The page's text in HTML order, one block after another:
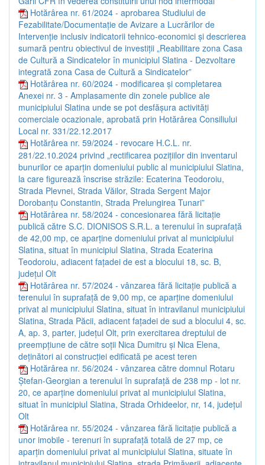
Hotărârea nr. 61/2024 - aprobarea Studiului de
Fezabilitate/Documentație de Avizare a Lucrărilor de
Intervenție inclusiv indicatorii tehnico-economici și descrierea
sumară pentru obiectivul de investiții „Reabilitare zona Casa
de Cultură a Sindicatelor în municipiul Slatina - Dezvoltare
integrată zona Casa de Cultură a Sindicatelor”
Hotărârea nr. 60/2024 - modificarea și completarea
Anexei nr. 3 - Amplasamente din zonele publice ale
municipiului Slatina unde se pot desfășura activități
comerciale ocazionale, aprobată prin Hotărârea Consiliului
Local nr. 331/22.12.2017
Hotărârea nr. 59/2024 - revocare H.C.L. nr.
281/22.10.2024 privind „rectificarea pozițiilor din inventarul
bunurilor ce aparțin domeniului public al municipiului Slatina,
la care figurează înscrise străzile: Ecaterina Teodoroiu,
Strada Plevnei, Strada Văilor, Strada Sergent Major
Dorobanțu Constantin, Strada Prelungirea Tunari”
Hotărârea nr. 58/2024 - concesionarea fără licitație
publică către S.C. DIONISOS S.R.L. a terenului în suprafață
de 42,00 mp, ce aparține domeniului privat al municipiului
Slatina, situat în municipiul Slatina, Strada Ecaterina
Teodoroiu, adiacent fațadei de est a blocului 18, sc. B,
județul Olt
Hotărârea nr. 57/2024 - vânzarea fără licitație publică a
terenului în suprafață de 9,00 mp, ce aparține domeniului
privat al municipiului Slatina, situat în intravilanul municipiului
Slatina, Strada Păcii, adiacent fațadei de sud a blocului 4, sc.
A, ap. 3, parter, județul Olt, prin exercitarea dreptului de
preempțiune de către soții Nica Dumitru și Nica Elena,
deținători ai construcției edificată pe acest teren
Hotărârea nr. 56/2024 - vânzarea către domnul Rotaru
Ștefan-Georgian a terenului în suprafață de 238 mp - lot nr.
20, ce aparține domeniului privat al municipiului Slatina,
situat în municipiul Slatina, Strada Orhideelor, nr, 14, județul
Olt
Hotărârea nr. 55/2024 - vânzarea fără licitație publică a
unor imobile - terenuri în suprafață totală de 27 mp, ce
aparțin domeniului privat al municipiului Slatina, situate în